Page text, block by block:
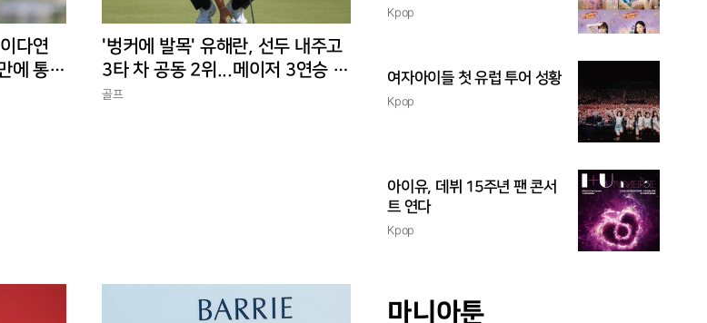
다연
에 통산
'벙커에 발목' 유해란, 선두 내주고
3타 차 공동 2위...메이저 3연승 도
전은 꺼지지 않았다
골프
산
Kpop
여자아이들 첫 유럽 투어 성황
Kpop
아이유, 데뷔 15주년 팬 콘서
트 연다
Kpop
마니아툰